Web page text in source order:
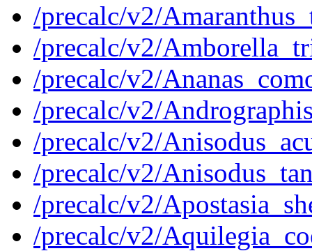
/precalc/v2/
/precalc/v2/
/precalc/v2/
/precalc/v2/
/precalc/v2/
/precalc/v2/
/precalc/v2/
/precalc/v2/